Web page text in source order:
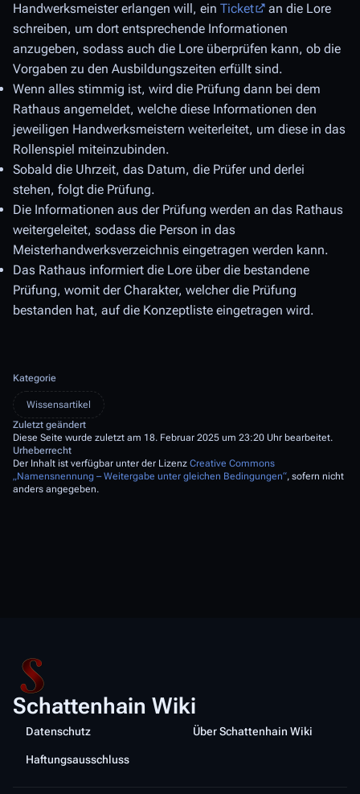
Handwerksmeister erlangen will, ein Ticket
an die Lore
schreiben, um dort entsprechende Informationen
anzugeben, sodass auch die Lore überprüfen kann, ob die
Vorgaben zu den Ausbildungszeiten erfüllt sind.
Wenn alles stimmig ist, wird die Prüfung dann bei dem
Rathaus angemeldet, welche diese Informationen den
jeweiligen Handwerksmeistern weiterleitet, um diese in das
Rollenspiel miteinzubinden.
Sobald die Uhrzeit, das Datum, die Prüfer und derlei
stehen, folgt die Prüfung.
Die Informationen aus der Prüfung werden an das Rathaus
weitergeleitet, sodass die Person in das
Meisterhandwerksverzeichnis eingetragen werden kann.
Das Rathaus informiert die Lore über die bestandene
Prüfung, womit der Charakter, welcher die Prüfung
bestanden hat, auf die Konzeptliste eingetragen wird.
Kategorie
Wissensartikel
Zuletzt geändert
Diese Seite wurde zuletzt am 18. Februar 2025 um 23:20 Uhr bearbeitet.
Urheberrecht
Der Inhalt ist verfügbar unter der Lizenz Creative Commons
„Namensnennung – Weitergabe unter gleichen Bedingungen“, sofern nicht
anders angegeben.
Schattenhain Wiki
Datenschutz Über Schattenhain Wiki
Haftungsausschluss